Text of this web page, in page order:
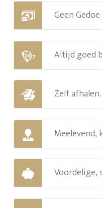
Geen
Altijd goed
Zelf
Meelevend,
Voordelige,